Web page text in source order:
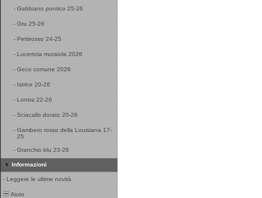
- Gabbiano pontico 25-26
- Gru 25-26
- Pettirosso 24-25
- Lucertola muraiola 2026
- Geco comune 2026
- Istrice 20-26
- Lontra 22-26
- Sciacallo dorato 20-26
- Gambero rosso della Louisiana 17-
25
- Granchio blu 23-26
Informazioni
- Leggere le ultime novità
Aiuto